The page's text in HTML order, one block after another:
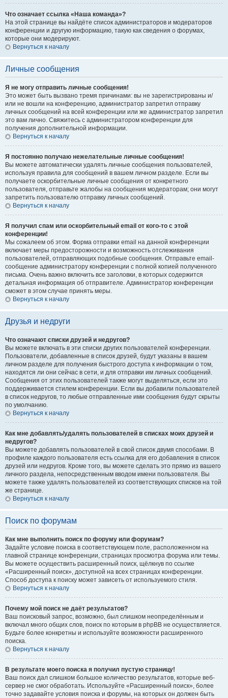
Что означает ссылка «Наша команда»?
На этой странице вы найдёте список администраторов и модераторов
конференции и другую информацию, такую как сведения о форумах,
которые они модерируют.
Вернуться к началу
Личные сообщения
Я не могу отправить личные сообщения!
Это может быть вызвано тремя причинами: вы не зарегистрированы и/
или не вошли на конференцию, администратор запретил отправку
личных сообщений на всей конференции или же администратор запретил
это вам лично. Свяжитесь с администратором конференции для
получения дополнительной информации.
Вернуться к началу
Я постоянно получаю нежелательные личные сообщения!
Вы можете автоматически удалять личные сообщения пользователей,
используя правила для сообщений в вашем личном разделе. Если вы
получаете оскорбительные личные сообщения от конкретного
пользователя, отправьте жалобы на сообщения модераторам; они могут
запретить пользователю отправку личных сообщений.
Вернуться к началу
Я получил спам или оскорбительный email от кого-то с этой
конференции!
Мы сожалеем об этом. Форма отправки email на данной конференции
включает меры предосторожности и возможность отслеживания
пользователей, отправляющих подобные сообщения. Отправьте email-
сообщение администратору конференции с полной копией полученного
письма. Очень важно включить все заголовки, в которых содержится
детальная информация об отправителе. Администратор конференции
сможет в этом случае принять меры.
Вернуться к началу
Друзья и недруги
Что означают списки друзей и недругов?
Вы можете включать в эти списки других пользователей конференции.
Пользователи, добавленные в список друзей, будут указаны в вашем
личном разделе для получения быстрого доступа к информации о том,
находятся ли они сейчас в сети, и для отправки им личных сообщений.
Сообщения от этих пользователей также могут выделяться, если это
поддерживается стилем конференции. Если вы добавили пользователей
в список недругов, то любые отправленные ими сообщения будут скрыты
по умолчанию.
Вернуться к началу
Как мне добавлять/удалять пользователей в списках моих друзей и
недругов?
Вы можете добавлять пользователей в свой список двумя способами. В
профиле каждого пользователя есть ссылка для его добавления в список
друзей или недругов. Кроме того, вы можете сделать это прямо из вашего
личного раздела, непосредственным вводом имени пользователя. Вы
можете также удалять пользователей из соответствующих списков на той
же странице.
Вернуться к началу
Поиск по форумам
Как мне выполнить поиск по форуму или форумам?
Задайте условие поиска в соответствующем поле, расположенном на
главной странице конференции, страницах просмотра форума или темы.
Вы можете осуществить расширенный поиск, щёлкнув по ссылке
«Расширенный поиск», доступной на всех страницах конференции.
Способ доступа к поиску может зависеть от используемого стиля.
Вернуться к началу
Почему мой поиск не даёт результатов?
Ваш поисковый запрос, возможно, был слишком неопределённым и
включал много общих слов, поиск по которым в phpBB не осуществляется.
Будьте более конкретны и используйте возможности расширенного
поиска.
Вернуться к началу
В результате моего поиска я получил пустую страницу!
Ваш поиск дал слишком большое количество результатов, которые веб-
сервер не смог обработать. Используйте «Расширенный поиск», более
точно задавайте условия поиска и форумы, на которых он должен быть